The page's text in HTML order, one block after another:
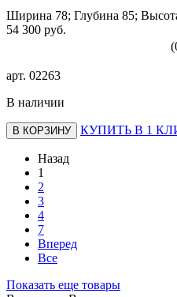
Ширина 78; Глубина 85;
54 300 руб.
арт. 02263
В наличии
В КОРЗИНУ КУПИТЬ В 1
Назад
1
2
3
4
7
Вперед
Все
Показать еще товары